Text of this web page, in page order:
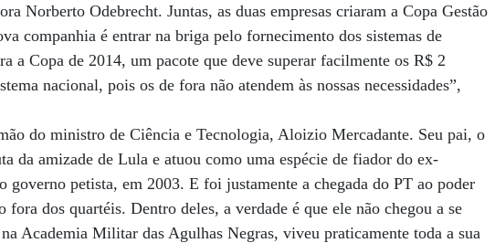
Norberto Odebrecht. Juntas, as duas empresas criaram a Copa Gestão
companhia é entrar na briga pelo fornecimento dos sistemas de
a Copa de 2014, um pacote que deve superar facilmente os R$ 2
nacional, pois os de fora não atendem às nossas necessidades”,
do ministro de Ciência e Tecnologia, Aloizio Mercadante. Seu pai, o
da amizade de Lula e atuou como uma espécie de fiador do ex-
governo petista, em 2003. E foi justamente a chegada do PT ao poder
fora dos quartéis. Dentro deles, a verdade é que ele não chegou a se
Academia Militar das Agulhas Negras, viveu praticamente toda a sua